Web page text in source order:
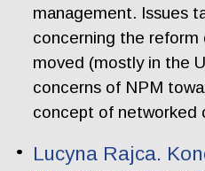
management. Issues
concerning the reform
moved (mostly in the
concerns of NPM
concept of networked
Lucyna Rajca.